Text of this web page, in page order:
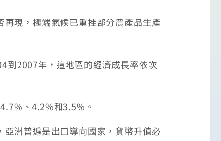
現，極端氣候已重挫部分農產品生產
2007年，這地區的經濟成長率依次
、4.2%和3.5%。
洲普遍是出口導向國家，貨幣升值必